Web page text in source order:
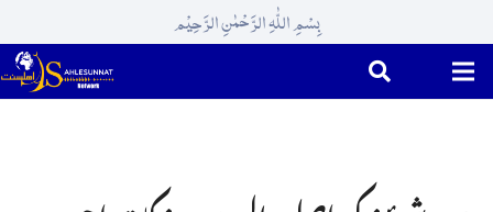
بِسْمِ اللّٰہِ الرَّحْمٰنِ الرَّحِیْم